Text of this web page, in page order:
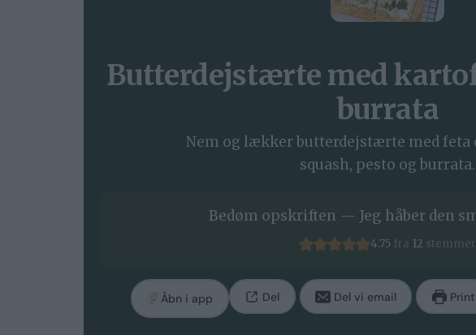
Butterdejstærte med
burrata
Nem og lækker butterdejstærte med feta
squash, pesto og burrata.
Bedøm opskriften — Jeg håber den
4.75 fra 12 stemmer
Åbn i app Del Del vi email Print